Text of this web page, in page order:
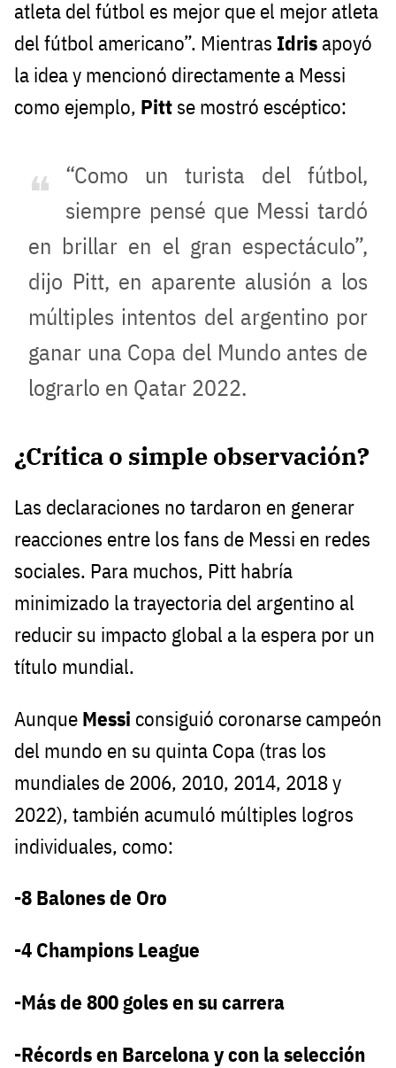
atleta del fútbol es mejor que el mejor atleta
del fútbol americano”. Mientras Idris apoyó
la idea y mencionó directamente a Messi
como ejemplo, Pitt se mostró escéptico:
“Como un turista del fútbol,
siempre pensé que Messi tardó
en brillar en el gran espectáculo”,
dijo Pitt, en aparente alusión a los
múltiples intentos del argentino por
ganar una Copa del Mundo antes de
lograrlo en Qatar 2022.
¿Crítica o simple observación?
Las declaraciones no tardaron en generar
reacciones entre los fans de Messi en redes
sociales. Para muchos, Pitt habría
minimizado la trayectoria del argentino al
reducir su impacto global a la espera por un
título mundial.
Aunque Messi consiguió coronarse campeón
del mundo en su quinta Copa (tras los
mundiales de 2006, 2010, 2014, 2018 y
2022), también acumuló múltiples logros
individuales, como:
-8 Balones de Oro
-4 Champions League
-Más de 800 goles en su carrera
-Récords en Barcelona y con la selección